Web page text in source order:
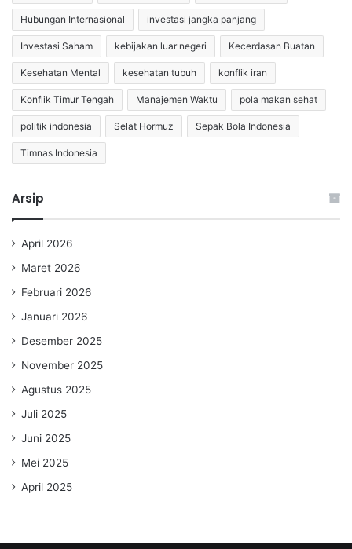
Hubungan Internasional investasi jangka panjang
Investasi Saham kebijakan luar negeri Kecerdasan Buatan
Kesehatan Mental kesehatan tubuh konflik iran
Konflik Timur Tengah Manajemen Waktu pola makan sehat
politik indonesia Selat Hormuz Sepak Bola Indonesia
Timnas Indonesia
Arsip
April 2026
Maret 2026
Februari 2026
Januari 2026
Desember 2025
November 2025
Agustus 2025
Juli 2025
Juni 2025
Mei 2025
April 2025